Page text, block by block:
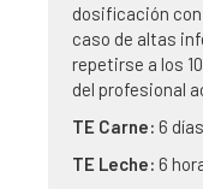
dosificación
caso de altas
repetirse a los
del profesional
TE Carne: 6
TE Leche: 6